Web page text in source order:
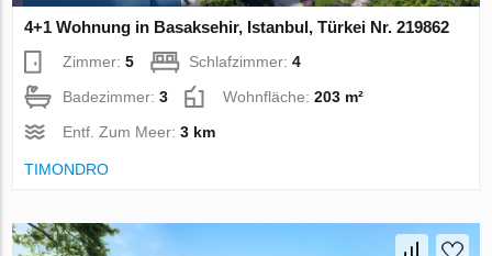
4+1 Wohnung in Basaksehir, Istanbul, Türkei Nr. 219862
Zimmer:5 Schlafzimmer:4
Badezimmer:3 Wohnfläche:203 m²
Entf. Zum Meer:3 km
TIMONDRO